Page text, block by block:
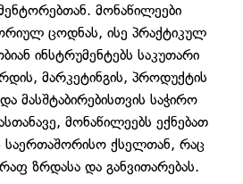
მონაწილეები
ცოდნას, ისე პრაქტიკულ
ინსტრუმენტებს საკუთარი
მარკეტინგის, პროდუქტის
მასშტაბირებისთვის საჭირო
მონაწილეებს ექნებათ
საერთაშორისო ქსელთან, რაც
ზრდასა და განვითარებას.